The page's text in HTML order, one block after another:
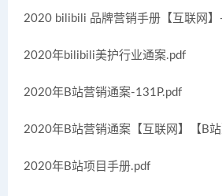
2020 bilibili 品牌营销手册【互联网】
2020年bilibili美护行业通案.pdf
2020年B站营销通案-131P.pdf
2020年B站营销通案【互联网】【B
2020年B站项目手册.pdf